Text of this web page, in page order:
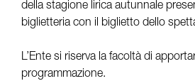
della stagione lirica autunnale
biglietteria con il biglietto dello
L’Ente si riserva la facoltà di
programmazione.